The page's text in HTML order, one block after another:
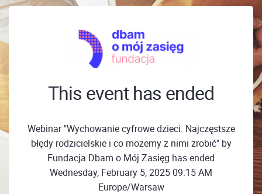
This event has ended
Webinar "Wychowanie cyfrowe dzieci. Najczęstsze
błędy rodzicielskie i co możemy z nimi zrobić" by
Fundacja Dbam o Mój Zasięg has ended
Wednesday, February 5, 2025 09:15 AM
Europe/Warsaw